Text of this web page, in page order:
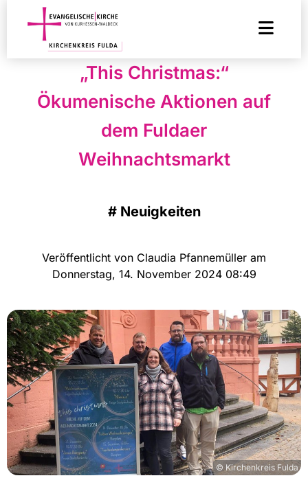
„This Christmas:“
Ökumenische Aktionen auf
dem Fuldaer
Weihnachtsmarkt
# Neuigkeiten
Veröffentlicht von Claudia Pfannemüller am
Donnerstag, 14. November 2024 08:49
© Kirchenkreis Fulda